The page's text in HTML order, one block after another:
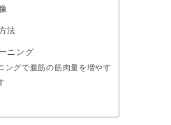
法
ニング
ングで腹筋の筋肉量を増やす